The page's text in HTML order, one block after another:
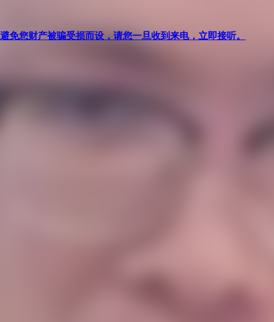
免您财产被骗受损而设，请您一旦收到来电，立即接听。